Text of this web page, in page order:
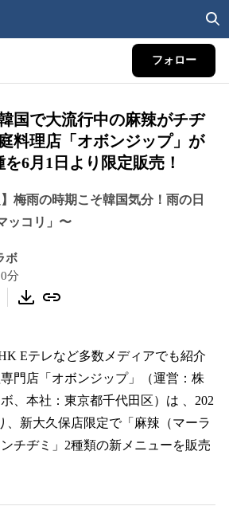
フォロー
国で大流行中の麻辣がチヂ
料理店「オボンジップ」が
6月1日より限定販売！
梅雨の時期こそ韓国気分！雨の日
ッコリ」〜
ボ
分
Eテレなど多数メディアでも紹介
門店「オボンジップ」（運営：株
、本社：東京都千代田区）は 、202
、新大久保店限定で「麻辣（マーラ
チヂミ」2種類の新メニューを販売